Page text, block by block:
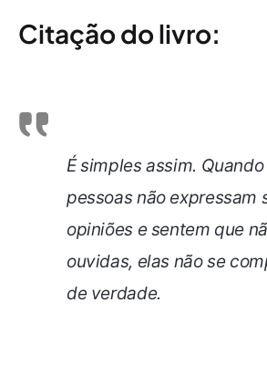
Citação do livro:
É simples assim. Quando
pessoas não expressam
opiniões e sentem que
ouvidas, elas não se
de verdade.